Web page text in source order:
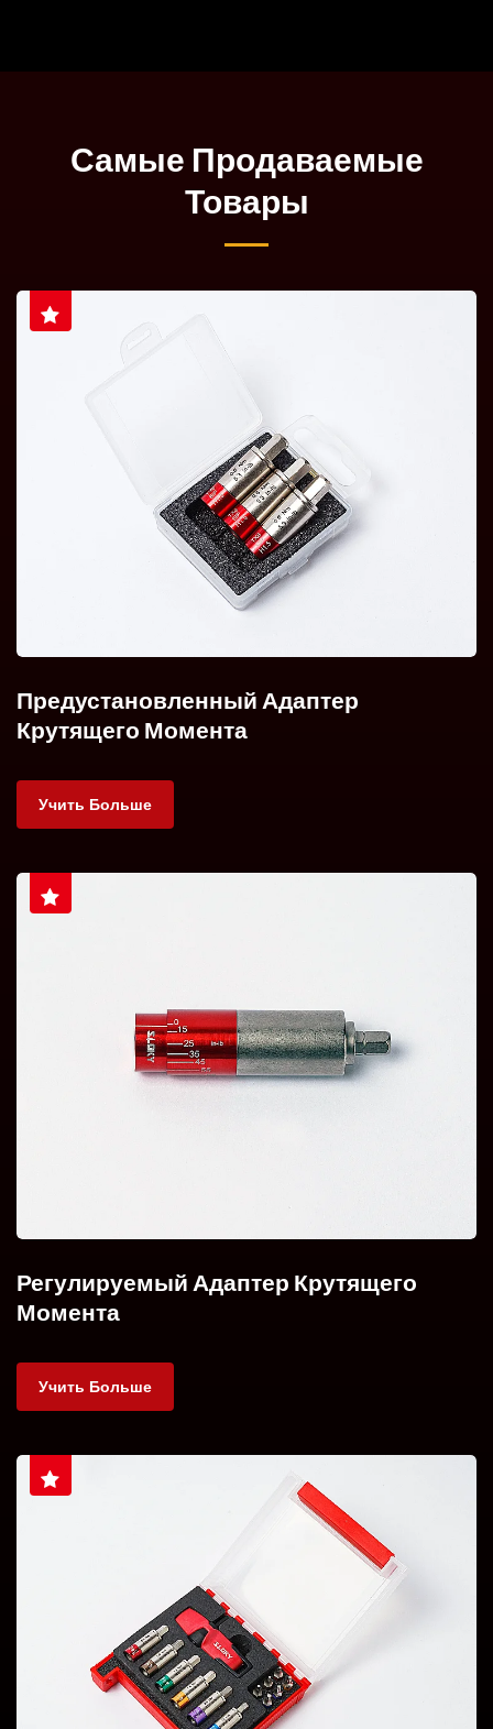
Самые Продаваемые
Товары
Предустановленный Адаптер
Крутящего Момента
Учить Больше
Регулируемый Адаптер Крутящего
Момента
Учить Больше